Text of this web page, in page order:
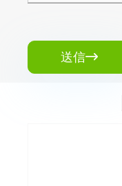
送信
豪華な柔らか